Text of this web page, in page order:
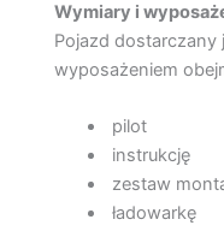
Wymiary i
Pojazd
wyposażeniem
pilot
instrukcję
zestaw
ładowarkę